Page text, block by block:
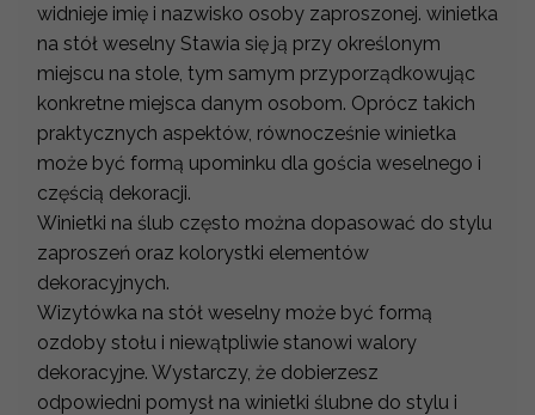
widnieje imię i nazwisko osoby zaproszonej. winietka
na stół weselny Stawia się ją przy określonym
miejscu na stole, tym samym przyporządkowując
konkretne miejsca danym osobom. Oprócz takich
praktycznych aspektów, równocześnie winietka
może być formą upominku dla gościa weselnego i
częścią dekoracji.
Winietki na ślub często można dopasować do stylu
zaproszeń oraz kolorystki elementów
dekoracyjnych.
Wizytówka na stół weselny może być formą
ozdoby stołu i niewątpliwie stanowi walory
dekoracyjne. Wystarczy, że dobierzesz
odpowiedni pomysł na winietki ślubne do stylu i